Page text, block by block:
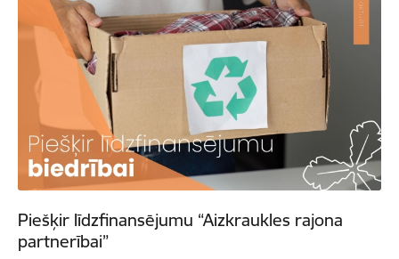
Piešķir līdzfinansējumu “Aizkraukles rajona
partnerībai”